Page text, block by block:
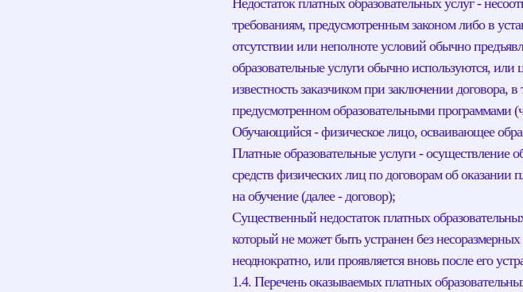
Недостаток платных образовательных услуг -
требованиям, предусмотренным законом либо в
отсутствии или неполноте условий обычно
образовательные услуги обычно используются,
известность заказчиком при заключении договора,
предусмотренном образовательными программами
Обучающийся - физическое лицо, осваивающее
Платные образовательные услуги - осуществление
средств физических лиц по договорам об оказании
на обучение (далее - договор);
Существенный недостаток платных
который не может быть устранен без
неоднократно, или проявляется вновь после его
1.4. Перечень оказываемых платных